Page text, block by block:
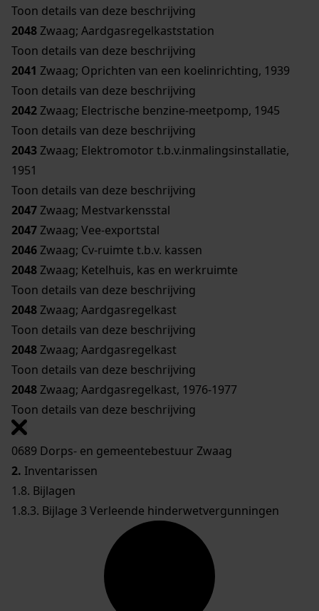
Toon details van deze beschrijving
2048Zwaag; Aardgasregelkaststation
Toon details van deze beschrijving
2041 Zwaag; Oprichten van een koelinrichting, 1939
Toon details van deze beschrijving
2042Zwaag; Electrische benzine-meetpomp, 1945
Toon details van deze beschrijving
2043Zwaag; Elektromotor t.b.v.inmalingsinstallatie,
1951
Toon details van deze beschrijving
2047Zwaag; Mestvarkensstal
2047Zwaag; Vee-exportstal
2046Zwaag; Cv-ruimte t.b.v. kassen
2048Zwaag; Ketelhuis, kas en werkruimte
Toon details van deze beschrijving
2048Zwaag; Aardgasregelkast
Toon details van deze beschrijving
2048Zwaag; Aardgasregelkast
Toon details van deze beschrijving
2048Zwaag; Aardgasregelkast, 1976-1977
Toon details van deze beschrijving
0689 Dorps- en gemeentebestuur Zwaag
2. Inventarissen
1.8. Bijlagen
1.8.3. Bijlage 3 Verleende hinderwetvergunningen